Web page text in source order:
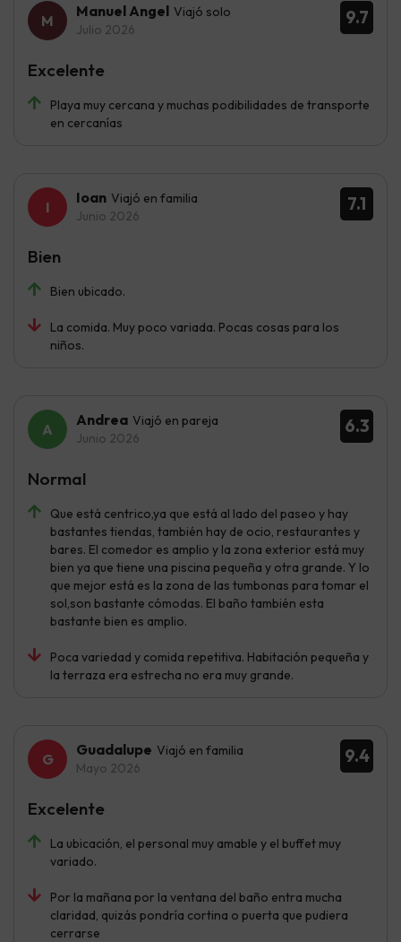
9.7
Manuel Angel Viajó solo
Julio 2026
Playa muy cercana y muchas podibilidades de transporte
en cercanías
Excelente
7.1
Ioan Viajó en familia
Junio 2026
Bien ubicado.
La comida. Muy poco variada. Pocas cosas para los
niños.
Bien
6.3
Andrea Viajó en pareja
Junio 2026
Que está centrico,ya que está al lado del paseo y hay
bastantes tiendas, también hay de ocio, restaurantes y
bares. El comedor es amplio y la zona exterior está muy
bien ya que tiene una piscina pequeña y otra grande. Y lo
que mejor está es la zona de las tumbonas para tomar el
sol,son bastante cómodas. El baño también esta
bastante bien es amplio.
Poca variedad y comida repetitiva. Habitación pequeña y
la terraza era estrecha no era muy grande.
Normal
9.4
Guadalupe Viajó en familia
Mayo 2026
La ubicación, el personal muy amable y el buffet muy
variado.
Por la mañana por la ventana del baño entra mucha
claridad, quizás pondría cortina o puerta que pudiera
cerrarse
Excelente